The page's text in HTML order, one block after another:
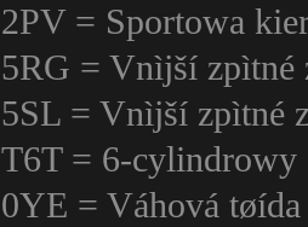
2PV = Sportowa
5RG = Vnìjší zpìtné
5SL = Vnìjší zpìtné
T6T = 6-cylindrowy
0YE = Váhová